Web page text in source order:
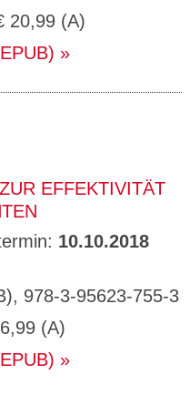
20,99 (A)
EFFEKTIVITÄT
10.10.2018
978-3-95623-755-3
(A)